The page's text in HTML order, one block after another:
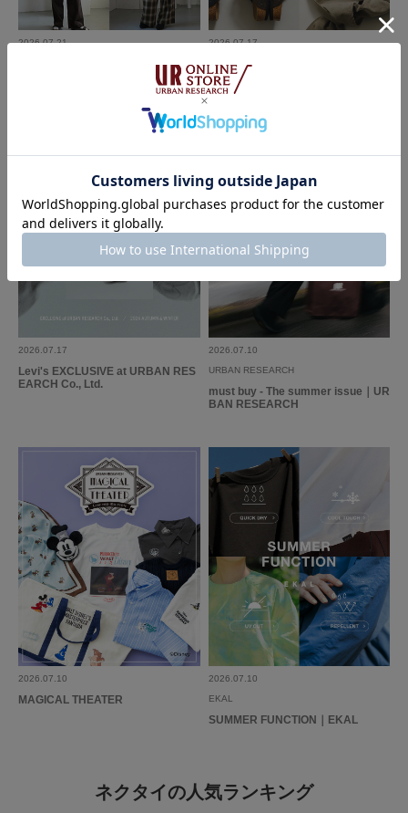
2026.07.21
FORK&SPOON - new arrival item｜
2026.07.17
EXCLUSIVE ここでしか手に入ら
ない特別感
2026.07.17
Levi's EXCLUSIVE at URBAN RES
EARCH Co., Ltd.
2026.07.10
URBAN RESEARCH
must buy - The summer issue｜UR
BAN RESEARCH
2026.07.10
MAGICAL THEATER
2026.07.10
EKAL
SUMMER FUNCTION｜EKAL
ネクタイの人気ランキング